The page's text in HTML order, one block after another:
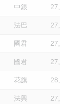
中銀
法巴
國君
國君
花旗
法興